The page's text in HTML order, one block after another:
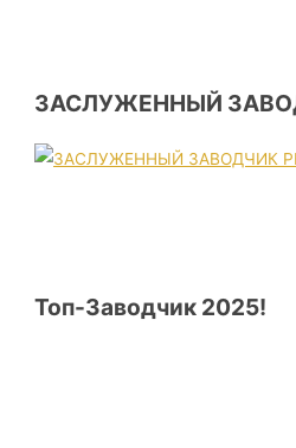
ЗАСЛУЖЕННЫЙ
Топ-Заводчик 2025!